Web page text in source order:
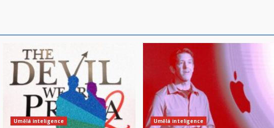
Umělá inteligence Umělá inteligence